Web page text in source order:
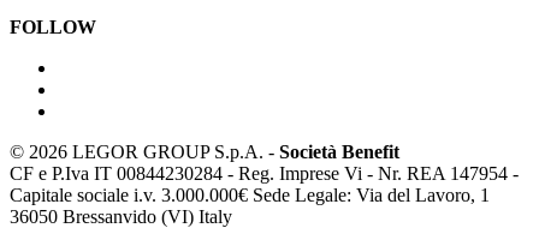
FOLLOW
© 2026 LEGOR GROUP S.p.A. - Società Benefit
CF e P.Iva IT 00844230284 - Reg. Imprese Vi - Nr. REA 147954 -
Capitale sociale i.v. 3.000.000€ Sede Legale: Via del Lavoro, 1
36050 Bressanvido (VI) Italy